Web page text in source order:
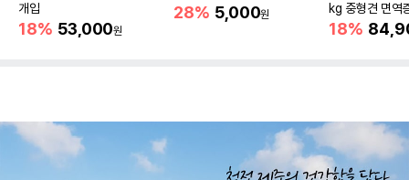
개입
18% 53,000원
28% 5,000원
kg 중형견 면역
18%